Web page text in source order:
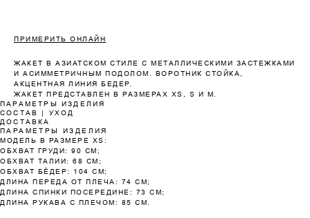
ПРИМЕРИТЬ ОНЛАЙН
ЖАКЕТ В АЗИАТСКОМ СТИЛЕ С МЕТАЛЛИЧЕСКИМИ ЗАСТЕЖКАМИ
И АСИММЕТРИЧНЫМ ПОДОЛОМ. ВОРОТНИК СТОЙКА,
АКЦЕНТНАЯ ЛИНИЯ БЕДЕР.
ЖАКЕТ ПРЕДСТАВЛЕН В РАЗМЕРАХ XS, S И M.
ПАРАМЕТРЫ ИЗДЕЛИЯ
СОСТАВ | УХОД
ДОСТАВКА
ПАРАМЕТРЫ ИЗДЕЛИЯ
МОДЕЛЬ В РАЗМЕРЕ XS:
ОБХВАТ ГРУДИ: 90 СМ;
ОБХВАТ ТАЛИИ: 68 СМ;
ОБХВАТ БЁДЕР: 104 СМ;
ДЛИНА ПЕРЕДА ОТ ПЛЕЧА: 74 СМ;
ДЛИНА СПИНКИ ПОСЕРЕДИНЕ: 73 СМ;
ДЛИНА РУКАВА С ПЛЕЧОМ: 85 СМ.
Оплата частями